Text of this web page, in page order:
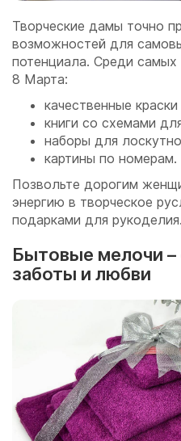
Творческие дамы точно
возможностей для
потенциала. Среди самых
8 Марта:
качественные
книги со схемами
наборы для
картины по номерам.
Позвольте дорогим
энергию в творческое
подарками для рукоделия.
Бытовые мелочи
заботы и любви